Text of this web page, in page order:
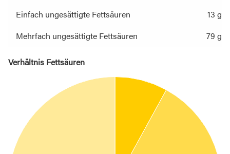
Einfach ungesättigte Fettsäuren
13 g
Mehrfach ungesättigte Fettsäuren
79 g
Verhältnis Fettsäuren